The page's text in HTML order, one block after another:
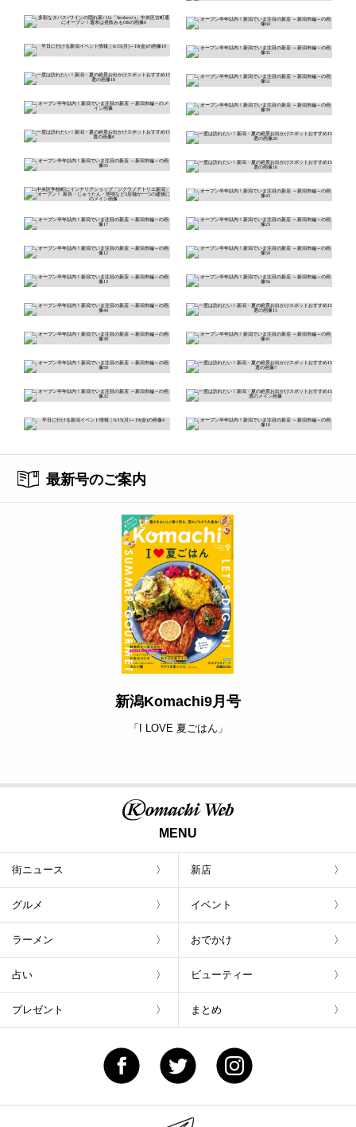
最新号のご案内
新潟Komachi9月号
「I LOVE 夏ごはん」
MENU
街ニュース 新店
グルメ イベント
ラーメン おでかけ
占い ビューティー
プレゼント まとめ